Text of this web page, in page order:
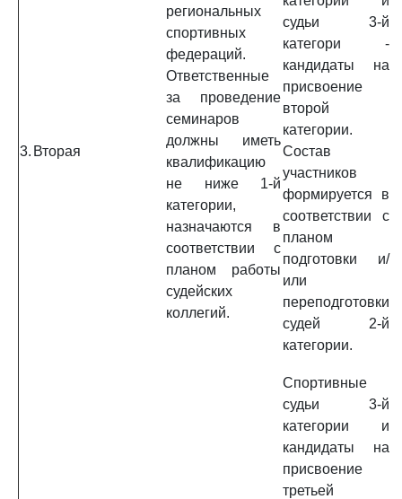
3. Вторая
региональных
спортивных
федераций.
Ответственные
за проведение
семинаров
должны иметь
квалификацию
не ниже 1-й
категории,
назначаются в
соответствии с
планом работы
судейских
коллегий.
судьи 3-й
категори -
кандидаты на
присвоение
второй
категории.
Состав
участников
формируется в
соответствии с
планом
подготовки и/
или
переподготовки
судей 2-й
категории.
Спортивные
судьи 3-й
категории и
кандидаты на
присвоение
третьей